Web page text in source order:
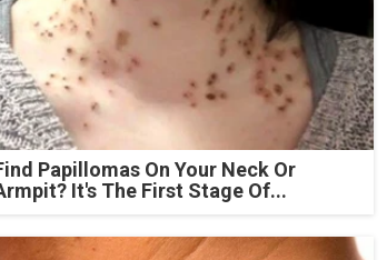
Papillomas On Your Neck Or
It's The First Stage Of...